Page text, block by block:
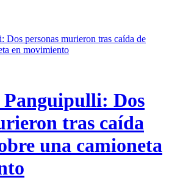
Panguipulli: Dos
tras caída
una camioneta